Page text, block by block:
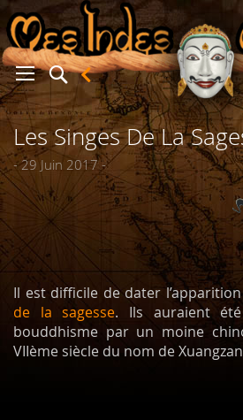
Les Singes De La
- 29 Juin 2017 -
Il est difficile de dater
de la sagesse. Ils auraient
bouddhisme par un moine
VIIème siècle du nom de